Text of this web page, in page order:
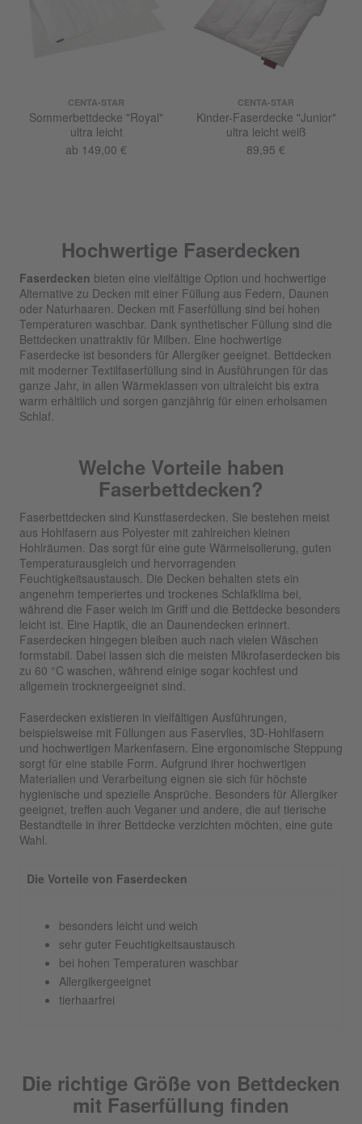
CENTA-STAR
Sommerbettdecke "Royal"
ultra leicht
ab 149,00 €
CENTA-STAR
Kinder-Faserdecke "Junior"
ultra leicht weiß
89,95 €
Hochwertige Faserdecken
Faserdecken bieten eine vielfältige Option und hochwertige
Alternative zu Decken mit einer Füllung aus Federn, Daunen
oder Naturhaaren. Decken mit Faserfüllung sind bei hohen
Temperaturen waschbar. Dank synthetischer Füllung sind die
Bettdecken unattraktiv für Milben. Eine hochwertige
Faserdecke ist besonders für Allergiker geeignet. Bettdecken
mit moderner Textilfaserfüllung sind in Ausführungen für das
ganze Jahr, in allen Wärmeklassen von ultraleicht bis extra
warm erhältlich und sorgen ganzjährig für einen erholsamen
Schlaf.
Welche Vorteile haben
Faserbettdecken?
Faserbettdecken sind Kunstfaserdecken. Sie bestehen meist
aus Hohlfasern aus Polyester mit zahlreichen kleinen
Hohlräumen. Das sorgt für eine gute Wärmeisolierung, guten
Temperaturausgleich und hervorragenden
Feuchtigkeitsaustausch. Die Decken behalten stets ein
angenehm temperiertes und trockenes Schlafklima bei,
während die Faser weich im Griff und die Bettdecke besonders
leicht ist. Eine Haptik, die an Daunendecken erinnert.
Faserdecken hingegen bleiben auch nach vielen Wäschen
formstabil. Dabei lassen sich die meisten Mikrofaserdecken bis
zu 60 °C waschen, während einige sogar kochfest und
allgemein trocknergeeignet sind.
Faserdecken existieren in vielfältigen Ausführungen,
beispielsweise mit Füllungen aus Faservlies, 3D-Hohlfasern
und hochwertigen Markenfasern. Eine ergonomische Steppung
sorgt für eine stabile Form. Aufgrund ihrer hochwertigen
Materialien und Verarbeitung eignen sie sich für höchste
hygienische und spezielle Ansprüche. Besonders für Allergiker
geeignet, treffen auch Veganer und andere, die auf tierische
Bestandteile in ihrer Bettdecke verzichten möchten, eine gute
Wahl.
Die Vorteile von Faserdecken
besonders leicht und weich
sehr guter Feuchtigkeitsaustausch
bei hohen Temperaturen waschbar
Allergikergeeignet
tierhaarfrei
Die richtige Größe von Bettdecken
mit Faserfüllung finden